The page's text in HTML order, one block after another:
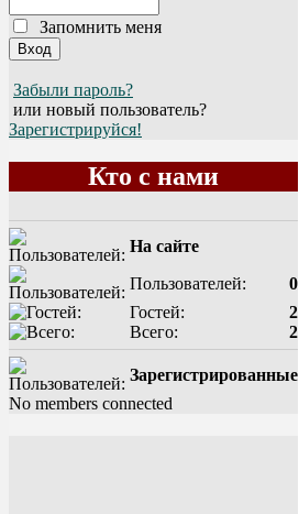
Запомнить меня
Забыли пароль?
или новый пользователь?
Зарегистрируйся!
Кто с нами
На сайте
Пользователей:
0
Гостей:
2
Всего:
2
Зарегистрированные
No members connected